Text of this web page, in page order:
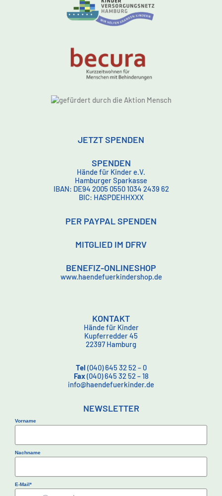
JETZT SPENDEN
SPENDEN
Hände für Kinder e.V.
Hamburger Sparkasse
IBAN: DE94 2005 0550 1034 2439 62
BIC: HASPDEHHXXX
PER PAYPAL SPENDEN
MITGLIED IM DFRV
BENEFIZ-ONLINESHOP
www.haendefuerkindershop.de
KONTAKT
Hände für Kinder
Kupferredder 45
22397 Hamburg
Tel (040) 645 32 52 – 0
Fax(040) 645 32 52 – 18
info@haendefuerkinder.de
NEWSLETTER
Vorname
Nachname
E-Mail*